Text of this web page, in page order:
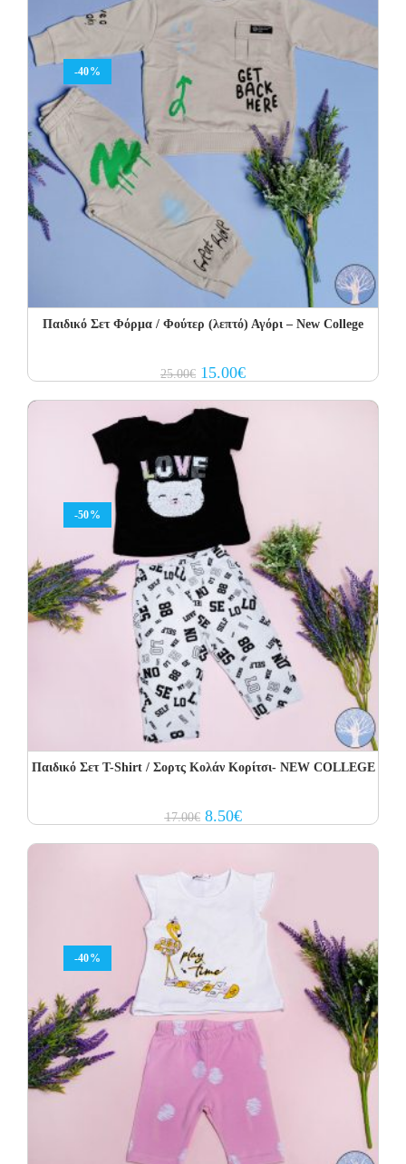
-40%
Παιδικό Σετ Φόρμα / Φούτερ (λεπτό) Αγόρι – New College
25.00€ Original
price
25.00€.
15.00€Current
price
-50%
Παιδικό Σετ Τ-Shirt / Σορτς Κολάν Κορίτσι- NEW COLLEGE
17.00€ Original
price
8.50€Current
price
-40%